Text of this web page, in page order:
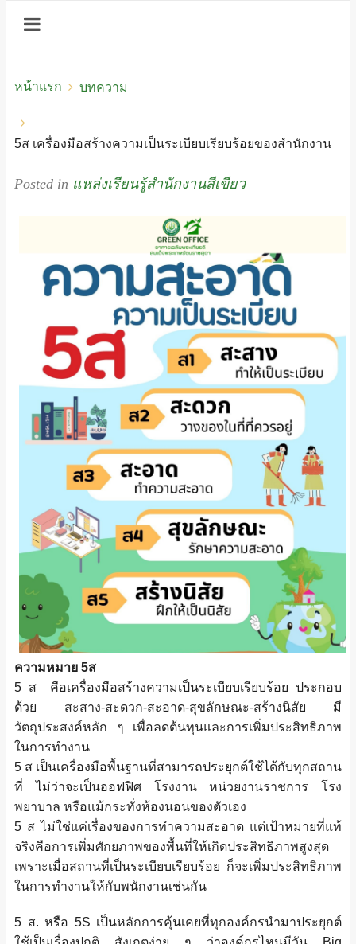
หน้าแรก บทความ
5ส เครื่องมือสร้างความเป็นระเบียบเรียบร้อยของสำนักงาน
Posted in แหล่งเรียนรู้สำนักงานสีเขียว
ความหมาย 5ส
5 ส คือเครื่องมือสร้างความเป็นระเบียบเรียบร้อย ประกอบ
ด้วย สะสาง-สะดวก-สะอาด-สุขลักษณะ-สร้างนิสัย มี
วัตถุประสงค์หลัก ๆ เพื่อลดต้นทุนและการเพิ่มประสิทธิภาพ
ในการทำงาน
5 ส เป็นเครื่องมือพื้นฐานที่สามารถประยุกต์ใช้ได้กับทุกสถาน
ที่ ไม่ว่าจะเป็นออฟฟิศ โรงงาน หน่วยงานราชการ โรง
พยาบาล หรือแม้กระทั่งห้องนอนของตัวเอง
5 ส ไม่ใช่แค่เรื่องของการทำความสะอาด แต่เป้าหมายที่แท้
จริงคือการเพิ่มศักยภาพของพื้นที่ให้เกิดประสิทธิภาพสูงสุด
เพราะเมื่อสถานที่เป็นระเบียบเรียบร้อย ก็จะเพิ่มประสิทธิภาพ
ในการทำงานให้กับพนักงานเช่นกัน
5 ส. หรือ 5S เป็นหลักการคุ้นเคยที่ทุกองค์กรนำมาประยุกต์